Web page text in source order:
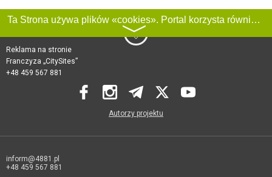
Ta Strona używa plików «cookies». Portal korzysta również z serwisu internetowego do zbierania danych technicznych o odwiedzających w celu uzyskania informacji marketingowych i statystycznych. Warunki przetwarzania danych odwiedzających Stronę, patrz:
〉
Reklama na stronie
Franczyza „CitySites”
+48 459 567 881
Autorzy projektu
inform@4881.pl
+48 459 567 881